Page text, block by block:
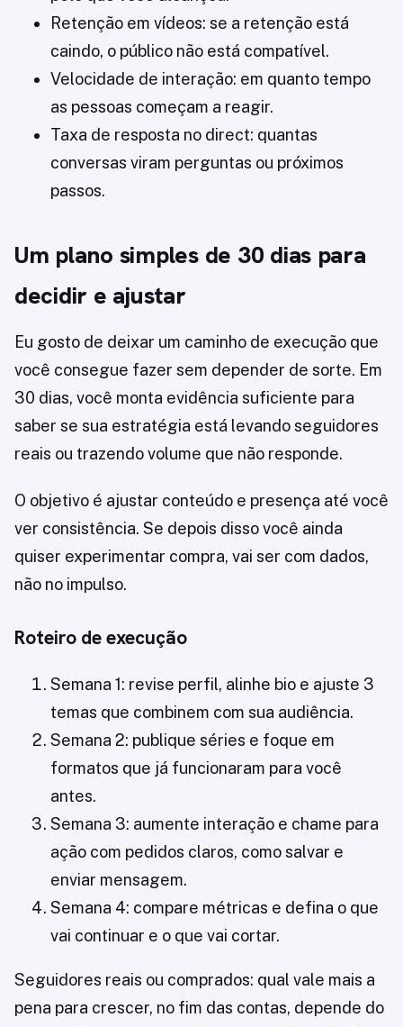
Retenção em vídeos: se a retenção está
caindo, o público não está compatível.
Velocidade de interação: em quanto tempo
as pessoas começam a reagir.
Taxa de resposta no direct: quantas
conversas viram perguntas ou próximos
passos.
Um plano simples de 30 dias para
decidir e ajustar
Eu gosto de deixar um caminho de execução que
você consegue fazer sem depender de sorte. Em
30 dias, você monta evidência suficiente para
saber se sua estratégia está levando seguidores
reais ou trazendo volume que não responde.
O objetivo é ajustar conteúdo e presença até você
ver consistência. Se depois disso você ainda
quiser experimentar compra, vai ser com dados,
não no impulso.
Roteiro de execução
Semana 1: revise perfil, alinhe bio e ajuste 3
temas que combinem com sua audiência.
Semana 2: publique séries e foque em
formatos que já funcionaram para você
antes.
Semana 3: aumente interação e chame para
ação com pedidos claros, como salvar e
enviar mensagem.
Semana 4: compare métricas e defina o que
vai continuar e o que vai cortar.
Seguidores reais ou comprados: qual vale mais a
pena para crescer, no fim das contas, depende do